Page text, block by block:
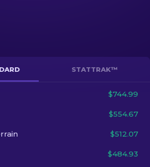
FR
STATTRAK™
$744.99
$554.67
$512.07
$484.93